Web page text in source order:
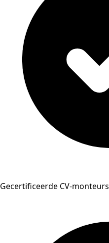
Gecertificeerde CV-monteurs